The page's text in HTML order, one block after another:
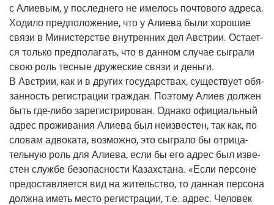
с Али­е­вым, у послед­не­го не име­лось поч­то­во­го адре­са.
Ходи­ло пред­по­ло­же­ние, что у Али­е­ва были хоро­шие
свя­зи в Мини­стер­стве внут­рен­них дел Австрии. Оста­ет­
ся толь­ко пред­по­ла­гать, что в дан­ном слу­чае сыг­ра­ли
свою роль тес­ные дру­же­ские свя­зи и день­ги.
В Австрии, как и в дру­гих госу­дар­ствах, суще­ству­ет обя­
зан­ность реги­стра­ции граж­дан. Поэто­му Али­ев дол­жен
быть где-либо заре­ги­стри­ро­ван. Одна­ко офи­ци­аль­ный
адрес про­жи­ва­ния Али­е­ва был неиз­ве­стен, так как, по
сло­вам адво­ка­та, воз­мож­но, это сыг­ра­ло бы отри­ца­
тель­ную роль для Али­е­ва, если бы его адрес был изве­
стен служ­бе без­опас­но­сти Казах­ста­на. «Если пер­соне
предо­став­ля­ет­ся вид на житель­ство, то дан­ная пер­со­на
долж­на иметь место реги­стра­ции, т.е. адрес. Чело­век